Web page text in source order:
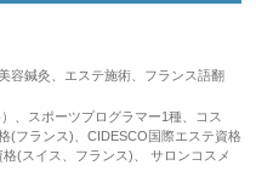
容鍼灸、エステ施術、フランス語翻
、スポーツプログラマー1種、コス
(フランス)、CIDESCO国際エステ資格
(スイス、フランス)、 サロンコスメ